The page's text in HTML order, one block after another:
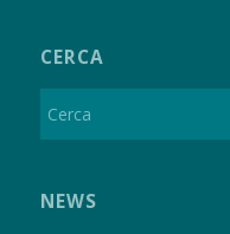
CERCA
NEWS